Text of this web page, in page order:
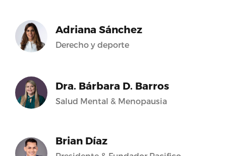
Adriana Sánchez
Derecho y deporte
Dra. Bárbara D. Barros
Salud Mental & Menopausia
Brian Díaz